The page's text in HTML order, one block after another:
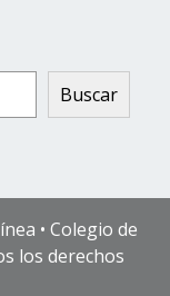
Buscar
• Colegio de
los derechos